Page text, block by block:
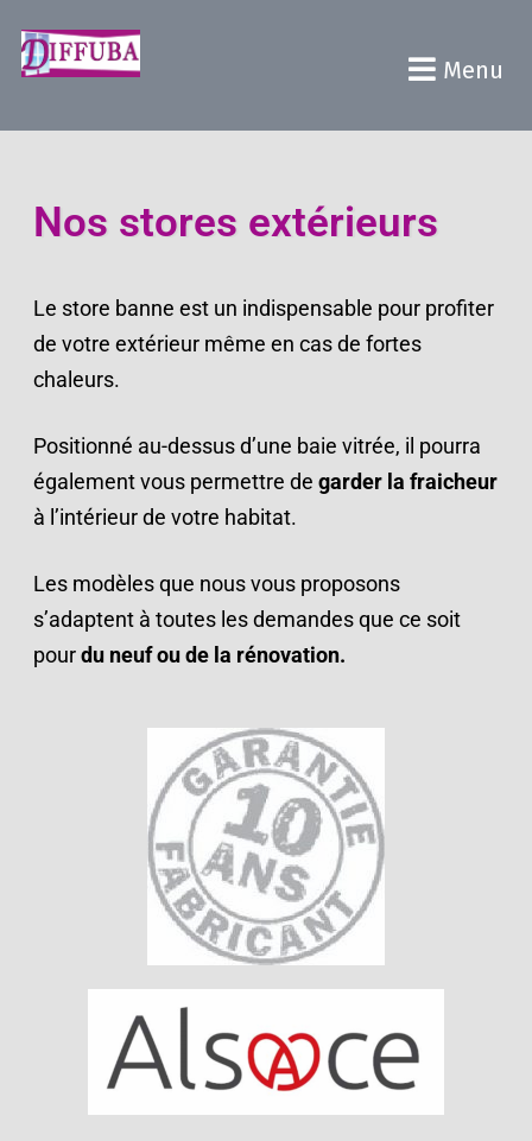
Menu
Nos stores extérieurs
Le store banne est un indispensable pour profiter
de votre extérieur même en cas de fortes
chaleurs.
Positionné au-dessus d’une baie vitrée, il pourra
également vous permettre de garder la fraicheur
à l’intérieur de votre habitat.
Les modèles que nous vous proposons
s’adaptent à toutes les demandes que ce soit
pourdu neufou de la rénovation.